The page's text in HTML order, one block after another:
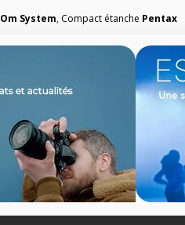
Om System, Compact étanche Pentax